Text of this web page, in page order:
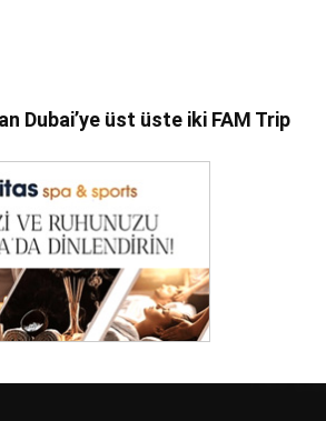
Dubai’ye üst üste iki FAM Trip